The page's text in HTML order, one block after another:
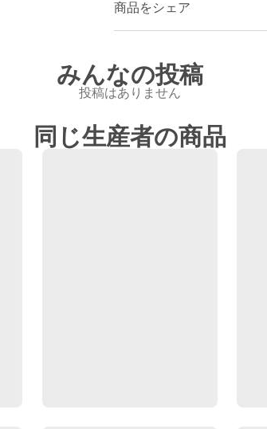
商品をシェア
みんなの投稿
投稿はありません
同じ生産者の商品